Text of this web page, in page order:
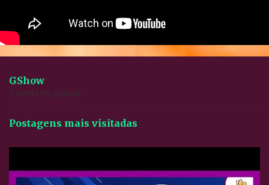
GShow
Tweets by gshow
Postagens mais visitadas